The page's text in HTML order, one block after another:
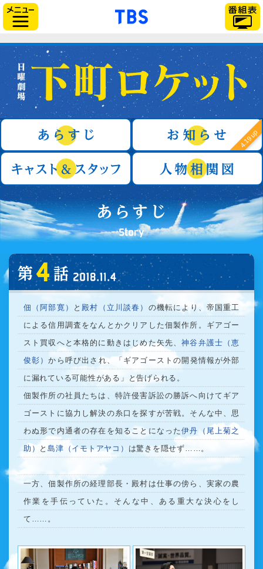
「TBSテレビ」トップ
日曜劇場『下町ロケット』
4.19 up
キャスト＆スタッフ
第4話 2018.11.4 (SUN)
佃（阿部寛） と 殿村（立川談春） の機転により、帝国重工
による信用調査をなんとかクリアした佃製作所。ギアゴー
スト買収へと本格的に動きはじめた矢先、神谷弁護士（恵
俊彰）から呼び出され、「ギアゴーストの開発情報が外部
に漏れている可能性がある」と告げられる。
佃製作所の社員たちは、特許侵害訴訟の勝訴へ向けてギア
ゴーストに協力し解決の糸口を探すが苦戦。そんな中、思
わぬ形で内通者の存在を知ることになった伊丹（尾上菊之
助）
と島津（イモトアヤコ） は驚きを隠せず……。
一方、佃製作所の経理部長・殿村は仕事の傍ら、実家の農
作業を手伝っていた。そんな中、ある重大な決心をし
て……。